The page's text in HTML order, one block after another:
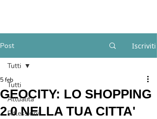
Post Iscriviti
Tutti
Attualità
Riflessioni
Tutti
GEOCITY: LO SHOPPING
2.0 NELLA TUA CITTA'
5 feb